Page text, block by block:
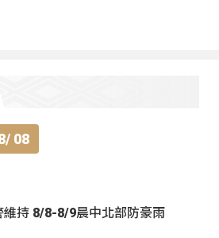
08
維持 8/8-8/9晨中北部防豪雨